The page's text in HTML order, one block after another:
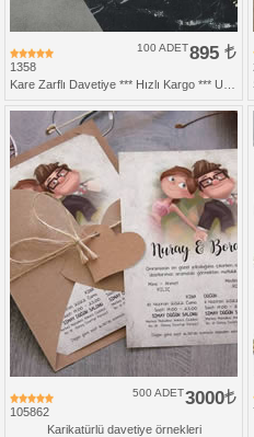
1358
895
100 ADET
105862
3000
500 ADET
Karikatürlü davetiye örnekleri